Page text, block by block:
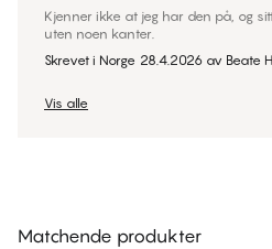
Kjenner ikke at jeg har den på, og
uten noen kanter.
Skrevet i Norge 28.4.2026 av Beate
Vis alle
Matchende produkter